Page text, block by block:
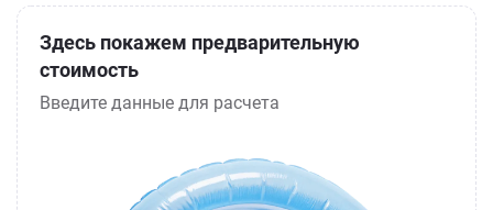
Здесь покажем предварительную
стоимость
Введите данные для расчета